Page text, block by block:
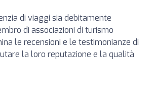
di viaggi sia debitamente
di associazioni di turismo
le recensioni e le testimonianze di
la loro reputazione e la qualità